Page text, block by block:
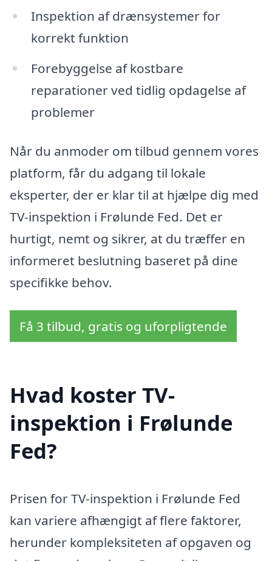
Inspektion af drænsystemer for
korrekt funktion
Forebyggelse af kostbare
reparationer ved tidlig opdagelse af
problemer
Når du anmoder om tilbud gennem vores
platform, får du adgang til lokale
eksperter, der er klar til at hjælpe dig med
TV-inspektion i Frølunde Fed. Det er
hurtigt, nemt og sikrer, at du træffer en
informeret beslutning baseret på dine
specifikke behov.
Få 3 tilbud, gratis og uforpligtende
Hvad koster TV-
inspektion i Frølunde
Fed?
Prisen for TV-inspektion i Frølunde Fed
kan variere afhængigt af flere faktorer,
herunder kompleksiteten af opgaven og